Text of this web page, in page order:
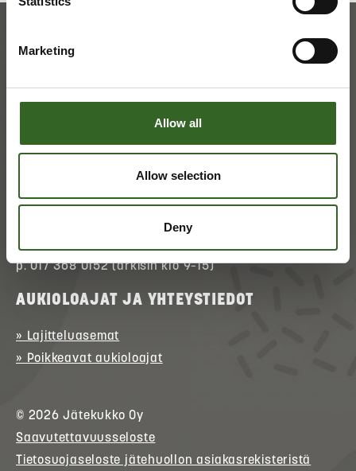
Marketing
Allow all
Allow selection
Deny
ASIAKASPALVELU
(kirjautuminen)
» Ota yhteyttä
p. 017 368 0152 (arkisin klo 9–15)
AUKIOLOAJAT JA YHTEYSTIEDOT
» Lajitteluasemat
» Poikkeavat aukioloajat
© 2026Jätekukko Oy
Saavutettavuusseloste
Tietosuojaseloste jätehuollon asiakasrekisteristä